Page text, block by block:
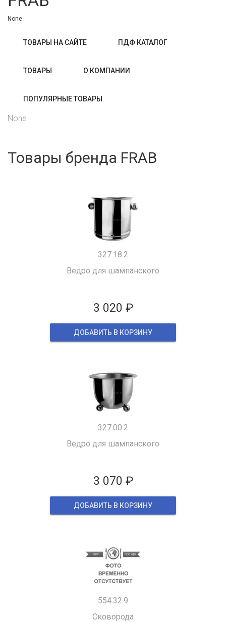
None
ТОВАРЫ НА САЙТЕ ПДФ КАТАЛОГ
ТОВАРЫ О КОМПАНИИ
ПОПУЛЯРНЫЕ ТОВАРЫ
None
Товары бренда FRAB
327.18.2
Ведро для шампанского
3 020 ₽
ДОБАВИТЬ В КОРЗИНУ
327.00.2
Ведро для шампанского
3 070 ₽
ДОБАВИТЬ В КОРЗИНУ
554.32.9
Сковорода